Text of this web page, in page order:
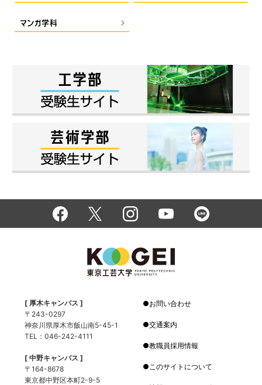
[ 厚木キャンパス ]
〒243-0297
神奈川県厚木市飯山南5-45-1
TEL：046-242-4111
[ 中野キャンパス ]
〒164-8678
東京都中野区本町2-9-5
お問い合わせ
交通案内
教職員採用情報
このサイトについて